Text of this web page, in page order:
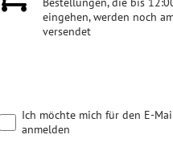
eingehen, werden noch
versendet
Ich möchte mich für den E-
anmelden